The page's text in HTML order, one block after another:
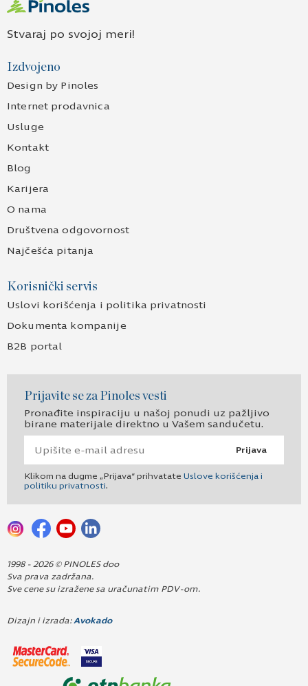
Stvaraj po svojoj meri!
Izdvojeno
Design by Pinoles
Internet prodavnica
Usluge
Kontakt
Blog
Karijera
O nama
Društvena odgovornost
Najčešća pitanja
Korisnički servis
Uslovi korišćenja i politika privatnosti
Dokumenta kompanije
B2B portal
Prijavite se za Pinoles vesti
Pronađite inspiraciju u našoj ponudi uz pažljivo
birane materijale direktno u Vašem sandučetu.
Prijava
Klikom na dugme „Prijava“ prihvatate Uslove korišćenja i
politiku privatnosti.
1998 - 2026 © PINOLES doo
Sva prava zadržana.
Sve cene su izražene sa uračunatim PDV-om.
Dizajn i izrada:Avokado